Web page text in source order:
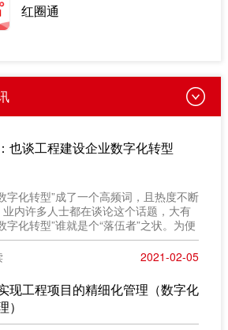
红圈通
也谈工程建设企业数字化转型
字化转型”成了一个高频词，且热度不断
内许多人士都在谈论这个话题，大有
字化转型”谁就是个“落伍者”之状。为便
境下讨论问题，今天我也凑个热闹，
转型”为题，谈一点粗浅认识，就教于同
2021-02-05
现工程项目的精细化管理（数字化
）